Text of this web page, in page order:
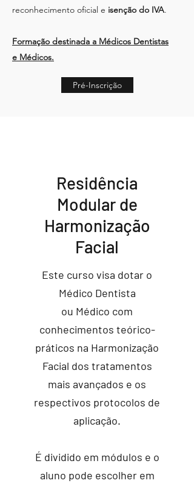
reconhecimento oficial e isenção do IVA.
Formação destinada a Médicos Dentistas
e Médicos.
Pré-Inscrição
Residência
Modular de
Harmonização
Facial
Este curso visa dotar o
Médico Dentista
ou Médico com
conhecimentos teórico-
práticos na Harmonização
Facial dos tratamentos
mais avançados e os
respectivos protocolos de
aplicação.
É dividido em módulos e o
aluno pode escolher em